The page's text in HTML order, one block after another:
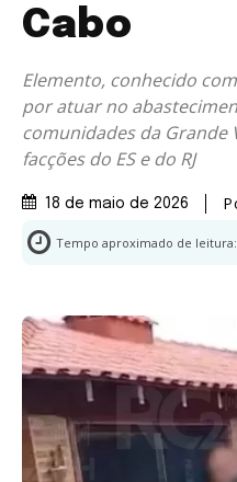
Cabo
Elemento, conhecido
por atuar no
comunidades da Grande
facções do ES e do RJ
18 de maio de 2026
Tempo aproximado de leitura: